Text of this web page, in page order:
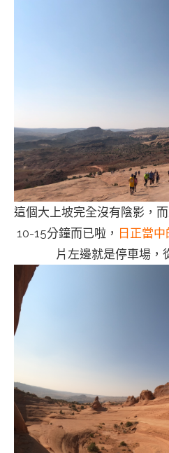
這個大上坡完全沒有陰影，
10-15分鐘而已啦， 日正當
片左邊就是停車場，